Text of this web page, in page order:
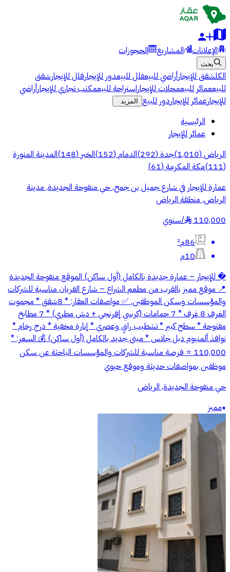
الإعلانات المشاريع الحجوزات
بحث
الكلشقق للإيجارأراضي للبيعفلل للبيعدور للإيجارفلل للإيجارشقق
للبيععمائر للبيعمحلات للإيجاراستراحة للبيعمكتب تجاري للإيجارأراضي
للإيجارعمائر للإيجاردور للبيع المزيد
الرئيسية
عمائر للإيجار
الرياض(
1,010
)جدة(
292
)الدمام(
152
)الخبر (
148
)المدينة المنورة
(
111
)مكة المكرمة(
61
)
عمارة للإيجار في شارع جميل بن جمح, حي منفوحة الجديدة, مدينة
الرياض, منطقة الرياض
110,000
§
/سنوي
86م²
10م
� للإيجار – عمارة جديدة بالكامل (أول ساكن) الموقع منفوحة الجديدة
📍 موقع مميز بالقرب من مطعم الشراع – شارع الفريان مناسبة للشركات
والمؤسسات وسكن الموظفين. ✅ مواصفات العقار: * 8شقق * مجموت
الغرف 8 غرف * 7 حمامات (كرسي إفرنجي + دش مطري) * 7 مطابخ
مفتوحة * سطح كبير * تشطيب راقٍ وعصري * إنارة مخفية * درج رخام *
نوافذ ألمنيوم دبل جلاس * مبنى جديد بالكامل (أول ساكن) 💰 السعر: *
110,000 ⭐ فرصة مناسبة للشركات والمؤسسات الباحثة عن سكن
موظفين بمواصفات حديثة وموقع حيوي
حي منفوحة الجديدة, الرياض
مميز